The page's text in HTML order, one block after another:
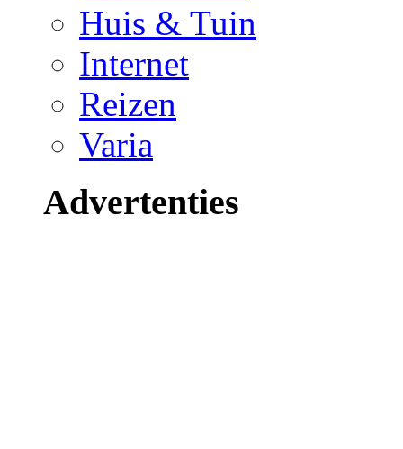
Huis & Tuin
Internet
Reizen
Varia
Advertenties